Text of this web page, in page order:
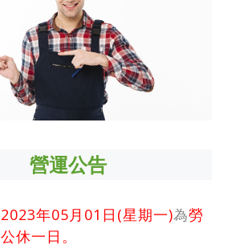
營運公告
2023年05月01日(星期一)為勞
公休一日。